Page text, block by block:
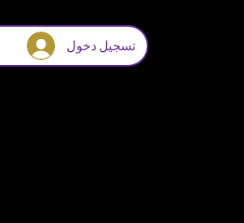
تسجيل دخول